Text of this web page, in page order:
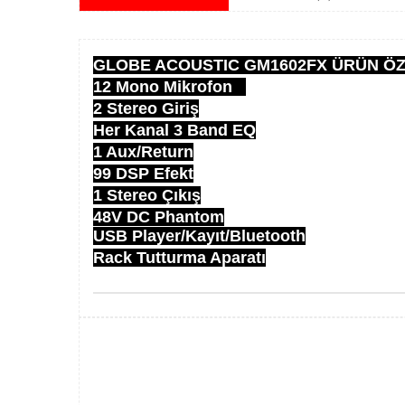
GLOBE ACOUSTIC GM1602FX ÜRÜN
12 Mono Mikrofon
2 Stereo Giriş
Her Kanal 3 Band EQ
1 Aux/Return
99 DSP Efekt
1 Stereo Çıkış
48V DC Phantom
USB Player/Kayıt/Bluetooth
Rack Tutturma Aparatı